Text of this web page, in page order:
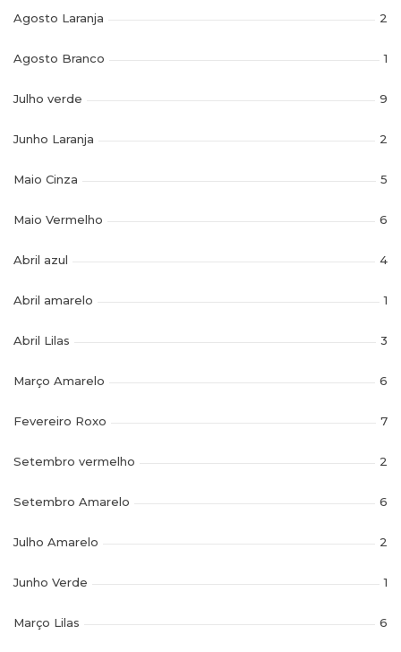
Agosto Laranja 2
Agosto Branco 1
Julho verde 9
Junho Laranja 2
Maio Cinza 5
Maio Vermelho 6
Abril azul 4
Abril amarelo 1
Abril Lilas 3
Março Amarelo 6
Fevereiro Roxo 7
Setembro vermelho 2
Setembro Amarelo 6
Julho Amarelo 2
Junho Verde 1
Março Lilas 6